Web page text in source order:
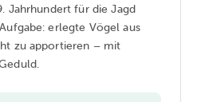
Jahrhundert für die Jagd
erlegte Vögel aus
zu apportieren – mit